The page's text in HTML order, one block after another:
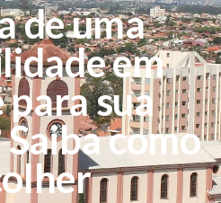
de uma
em
para sua
como